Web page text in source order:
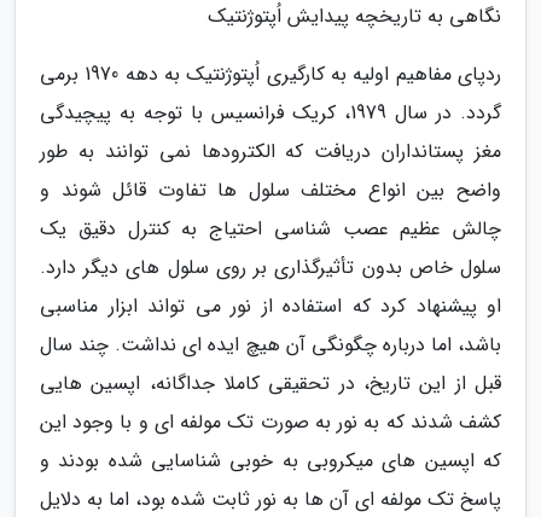
نگاهی به تاریخچه پیدایش اُپتوژنتیک
ردپای مفاهیم اولیه به کارگیری اُپتوژنتیک به دهه 1970 برمی
گردد. در سال 1979، کریک فرانسیس با توجه به پیچیدگی
مغز پستانداران دریافت که الکترودها نمی توانند به طور
واضح بین انواع مختلف سلول ها تفاوت قائل شوند و
چالش عظیم عصب شناسی احتیاج به کنترل دقیق یک
سلول خاص بدون تأثیرگذاری بر روی سلول های دیگر دارد.
او پیشنهاد کرد که استفاده از نور می تواند ابزار مناسبی
باشد، اما درباره چگونگی آن هیچ ایده ای نداشت. چند سال
قبل از این تاریخ، در تحقیقی کاملا جداگانه، اپسین هایی
کشف شدند که به نور به صورت تک مولفه ای و با وجود این
که اپسین های میکروبی به خوبی شناسایی شده بودند و
پاسخ تک مولفه ای آن ها به نور ثابت شده بود، اما به دلایل